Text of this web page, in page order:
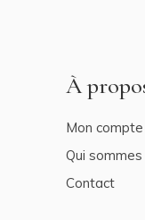
À
Mon compte
Qui sommes
Contact